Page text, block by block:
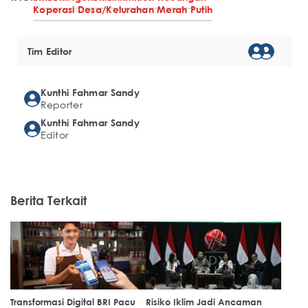
Koperasi Desa/Kelurahan Merah Putih
Tim Editor
Kunthi Fahmar Sandy
Reporter
Kunthi Fahmar Sandy
Editor
Berita Terkait
Transformasi Digital BRI Pacu
Risiko Iklim Jadi Ancaman